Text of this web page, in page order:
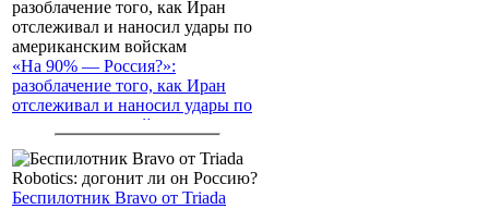
«На 90% — Россия?»:
разоблачение того, как Иран
отслеживал и наносил удары по
американским войскам
Беспилотник Bravo от Triada